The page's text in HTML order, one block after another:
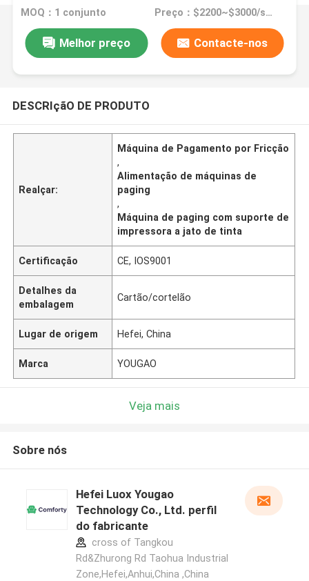
MOQ：1 conjunto Preço：$2200~$3000/set
Melhor preço Contacte-nos
DESCRIçãO DE PRODUTO
Realçar:
Máquina de Pagamento por Fricção
,
Alimentação de máquinas de
paging
,
Máquina de paging com suporte de
impressora a jato de tinta
Certificação CE, IOS9001
Detalhes da
embalagem
Cartão/cortelão
Lugar de origem Hefei, China
Marca YOUGAO
Veja mais
Sobre nós
Hefei Luox Yougao
Technology Co., Ltd. perfil
do fabricante
cross of Tangkou
Rd&Zhurong Rd Taohua Industrial
Zone,Hefei,Anhui,China ,China